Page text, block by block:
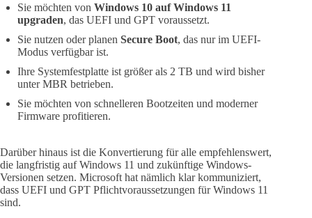
Sie möchten von Windows 10 auf Windows 11
upgraden, das UEFI und GPT voraussetzt.
Sie nutzen oder planen Secure Boot, das nur im UEFI-
Modus verfügbar ist.
Ihre Systemfestplatte ist größer als 2 TB und wird bisher
unter MBR betrieben.
Sie möchten von schnelleren Bootzeiten und moderner
Firmware profitieren.
Darüber hinaus ist die Konvertierung für alle empfehlenswert,
die langfristig auf Windows 11 und zukünftige Windows-
Versionen setzen. Microsoft hat nämlich klar kommuniziert,
dass UEFI und GPT Pflichtvoraussetzungen für Windows 11
sind.